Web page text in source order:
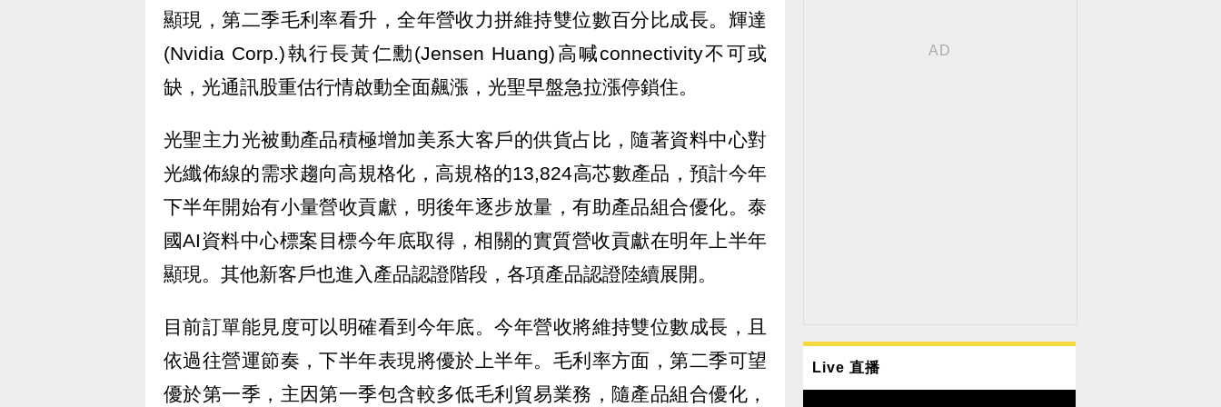
顯現，第二季毛利率看升，全年營收力拼維持雙位數百分比成長。輝達
(Nvidia Corp.)執行長黃仁勳(Jensen Huang)高喊connectivity不可或
缺，光通訊股重估行情啟動全面飆漲，光聖早盤急拉漲停鎖住。
光聖主力光被動產品積極增加美系大客戶的供貨占比，隨著資料中心對
光纖佈線的需求趨向高規格化，高規格的13,824高芯數產品，預計今年
下半年開始有小量營收貢獻，明後年逐步放量，有助產品組合優化。泰
國AI資料中心標案目標今年底取得，相關的實質營收貢獻在明年上半年
顯現。其他新客戶也進入產品認證階段，各項產品認證陸續展開。
目前訂單能見度可以明確看到今年底。今年營收將維持雙位數成長，且
依過往營運節奏，下半年表現將優於上半年。毛利率方面，第二季可望
優於第一季，主因第一季包含較多低毛利貿易業務，隨產品組合優化，
Live 直播